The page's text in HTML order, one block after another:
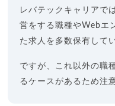
レバテックキャリアで
営をする職種やWebエ
た求人を多数保有して
ですが、これ以外の職
るケースがあるため注